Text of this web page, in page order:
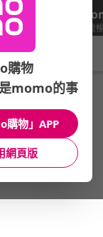
下載
給你3倍流
品牌總覽(筆劃)/妙管家
本館精選商品
館長推薦 月銷量
購物
momo的事
購物」APP
網頁版